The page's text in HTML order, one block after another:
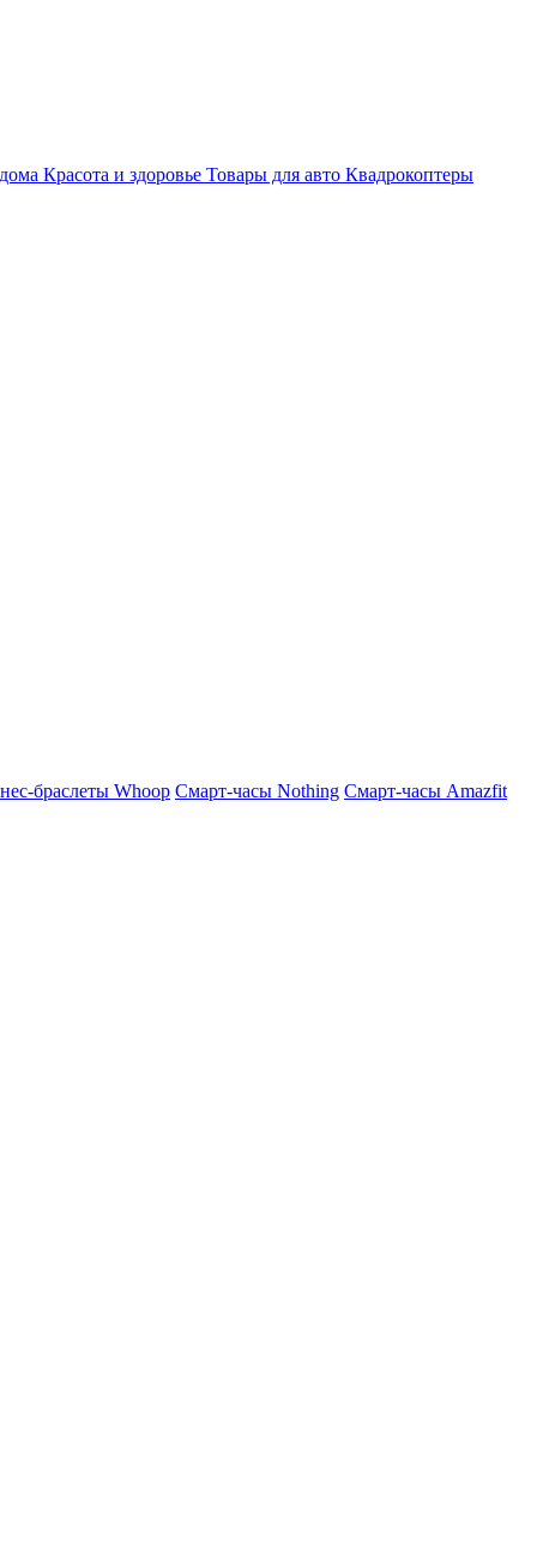
Красота и здоровье Товары для авто Квадрокоптеры
браслеты Whoop Смарт-часы Nothing Смарт-часы Amazfit